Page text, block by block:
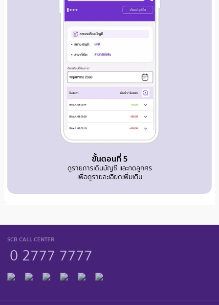
ขั้นตอนที่ 5
ดูรายการเดินบัญชี และกดลูกศร
เพื่อดูรายละเอียดเพิ่มเติม
SCB CALL CENTER
0 2777 7777